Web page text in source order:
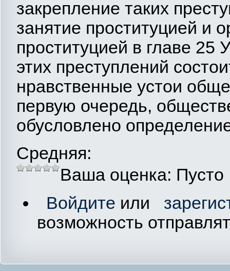
закрепление таких
занятие проституцией и
проституцией в главе
этих преступлений
нравственные устои
первую очередь,
обусловлено
Средняя:
Ваша оценка: Пусто
Войдите или
возможность